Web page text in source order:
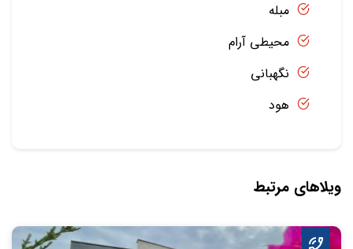
مبله
محیطی آرام
نگهبانی
هود
ویلاهای مرتبط